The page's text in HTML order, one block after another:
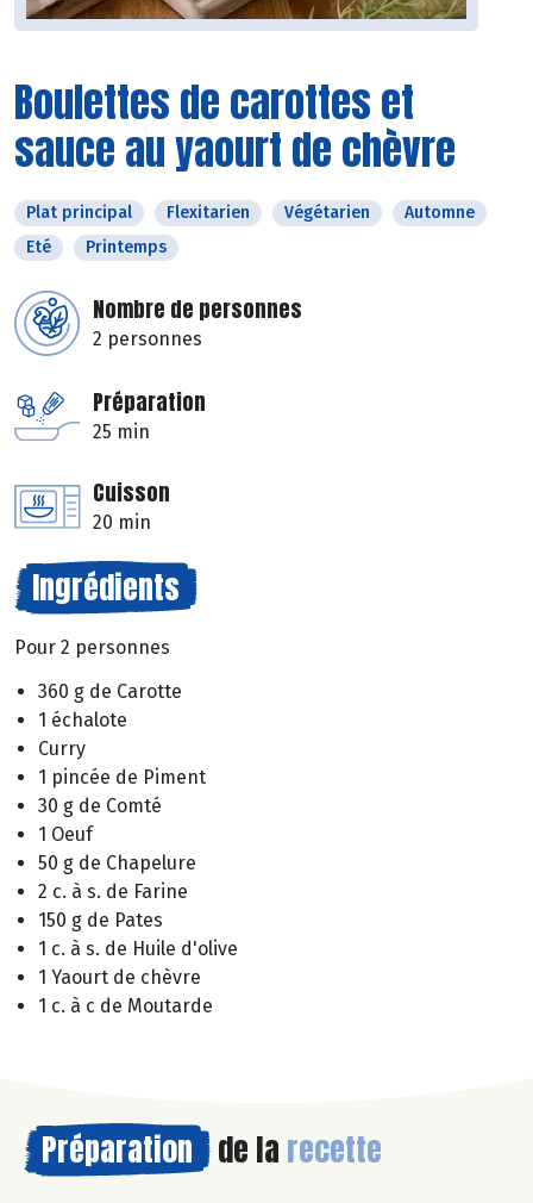
Boulettes de carottes et
sauce au yaourt de chèvre
Plat principal Flexitarien Végétarien
Automne
Eté
Printemps
Nombre de personnes
2 personnes
Préparation
25 min
Cuisson
20 min
Ingrédients
Pour 2 personnes
360 g de Carotte
1 échalote
Curry
1 pincée de Piment
30 g de Comté
1 Oeuf
50 g de Chapelure
2 c. à s. de Farine
150 g de Pates
1 c. à s. de Huile d'olive
1 Yaourt de chèvre
1 c. à c de Moutarde
Préparation de la recette